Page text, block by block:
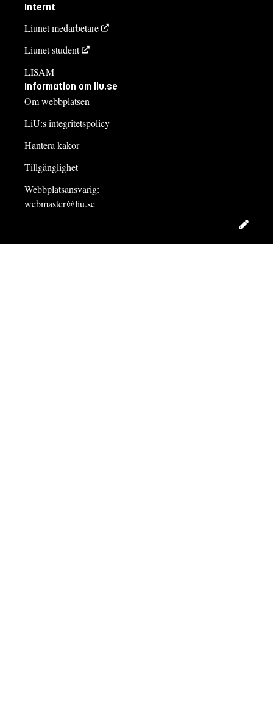
Internt
Liunet medarbetare
Liunet student
LISAM
Information om liu.se
Om webbplatsen
LiU:s integritetspolicy
Hantera kakor
Tillgänglighet
Webbplatsansvarig:
webmaster@liu.se